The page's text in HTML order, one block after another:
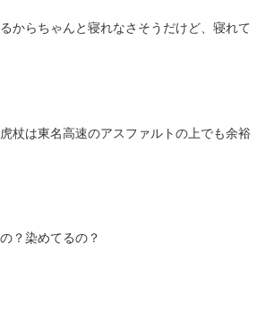
からちゃんと寝れなさそうだけど、寝れて
杖は東名高速のアスファルトの上でも余裕
？染めてるの？